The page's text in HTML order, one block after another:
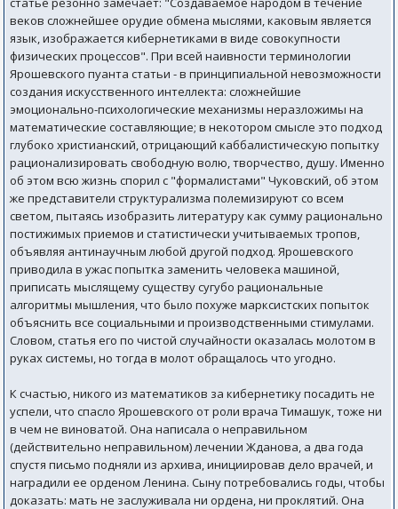
веков сложнейшее орудие обмена мыслями, каковым является
язык, изображается кибернетиками в виде совокупности
физических процессов". При всей наивности терминологии
Ярошевского пуанта статьи - в принципиальной невозможности
создания искусственного интеллекта: сложнейшие
эмоционально-психологические механизмы неразложимы на
математические составляющие; в некотором смысле это подход
глубоко христианский, отрицающий каббалистическую попытку
рационализировать свободную волю, творчество, душу. Именно
об этом всю жизнь спорил с "формалистами" Чуковский, об этом
же представители структурализма полемизируют со всем
светом, пытаясь изобразить литературу как сумму рационально
постижимых приемов и статистически учитываемых тропов,
объявляя антинаучным любой другой подход. Ярошевского
приводила в ужас попытка заменить человека машиной,
приписать мыслящему существу сугубо рациональные
алгоритмы мышления, что было похуже марксистских попыток
объяснить все социальными и производственными стимулами.
Словом, статья его по чистой случайности оказалась молотом в
руках системы, но тогда в молот обращалось что угодно.
К счастью, никого из математиков за кибернетику посадить не
успели, что спасло Ярошевского от роли врача Тимашук, тоже ни
в чем не виноватой. Она написала о неправильном
(действительно неправильном) лечении Жданова, а два года
спустя письмо подняли из архива, инициировав дело врачей, и
наградили ее орденом Ленина. Сыну потребовались годы, чтобы
доказать: мать не заслуживала ни ордена, ни проклятий. Она